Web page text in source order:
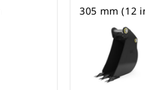
305 mm (12